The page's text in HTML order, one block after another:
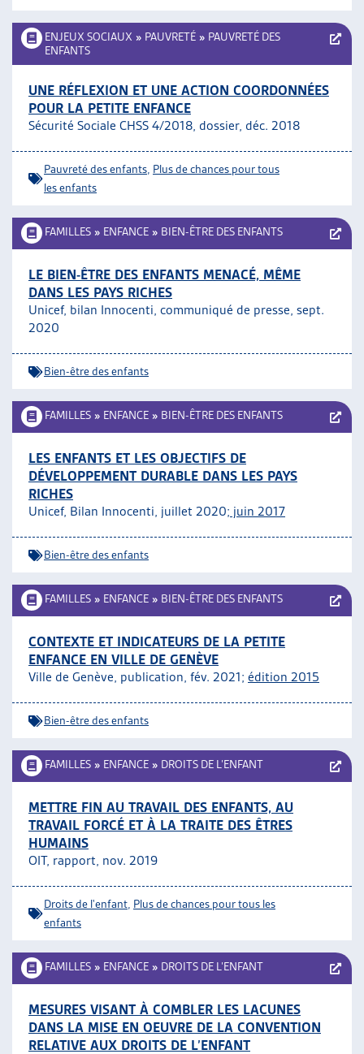
ENJEUX SOCIAUX » PAUVRETÉ » PAUVRETÉ DES
ENFANTS
UNE RÉFLEXION ET UNE ACTION COORDONNÉES
POUR LA PETITE ENFANCE
Sécurité Sociale CHSS 4/2018, dossier, déc. 2018
Pauvreté des enfants Plus de chances pour tous
les enfants
FAMILLES » ENFANCE » BIEN-ÊTRE DES ENFANTS
LE BIEN-ÊTRE DES ENFANTS MENACÉ, MÊME
DANS LES PAYS RICHES
Unicef, bilan Innocenti, communiqué de presse, sept.
2020
Bien-être des enfants
FAMILLES » ENFANCE » BIEN-ÊTRE DES ENFANTS
LES ENFANTS ET LES OBJECTIFS DE
DÉVELOPPEMENT DURABLE DANS LES PAYS
RICHES
Unicef, Bilan Innocenti, juillet 2020; juin 2017
Bien-être des enfants
FAMILLES » ENFANCE » BIEN-ÊTRE DES ENFANTS
CONTEXTE ET INDICATEURS DE LA PETITE
ENFANCE EN VILLE DE GENÈVE
Ville de Genève, publication, fév. 2021; édition 2015
Bien-être des enfants
FAMILLES » ENFANCE » DROITS DE L’ENFANT
METTRE FIN AU TRAVAIL DES ENFANTS, AU
TRAVAIL FORCÉ ET À LA TRAITE DES ÊTRES
HUMAINS
OIT, rapport, nov. 2019
Droits de l'enfant Plus de chances pour tous les
enfants
FAMILLES » ENFANCE » DROITS DE L’ENFANT
MESURES VISANT À COMBLER LES LACUNES
DANS LA MISE EN OEUVRE DE LA CONVENTION
RELATIVE AUX DROITS DE L’ENFANT